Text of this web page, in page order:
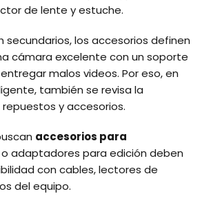
de lente y estuche.
secundarios, los accesorios definen
cámara excelente con un soporte
malos videos. Por eso, en
también se revisa la
y accesorios.
accesorios para
o adaptadores para edición deben
con cables, lectores de
del equipo.